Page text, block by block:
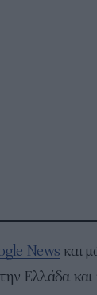
News και
Ελλάδα και